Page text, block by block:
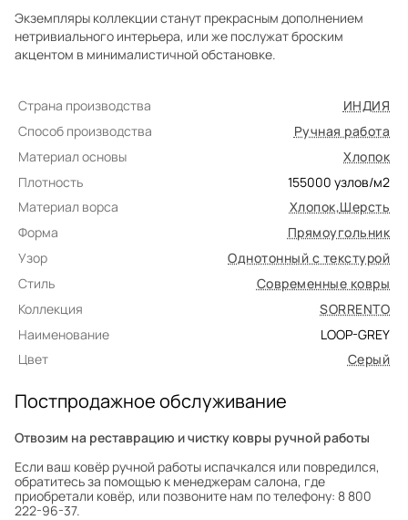
Экземпляры коллекции станут прекрасным дополнением
нетривиального интерьера, или же послужат броским
акцентом в минималистичной обстановке.
Страна производства
ИНДИЯ
Способ производства
Ручная работа
Материал основы
Хлопок
Плотность
155000 узлов/м2
Материал ворса
Хлопок,Шерсть
Форма
Прямоугольник
Узор
Однотонный с текстурой
Стиль
Современные ковры
Коллекция
SORRENTO
Наименование
LOOP-GREY
Цвет
Серый
Постпродажное обслуживание
Отвозим на реставрацию и чистку ковры ручной работы
Если ваш ковёр ручной работы испачкался или повредился,
обратитесь за помощью к менеджерам салона, где
приобретали ковёр, или позвоните нам по телефону: 8 800
222-96-37.